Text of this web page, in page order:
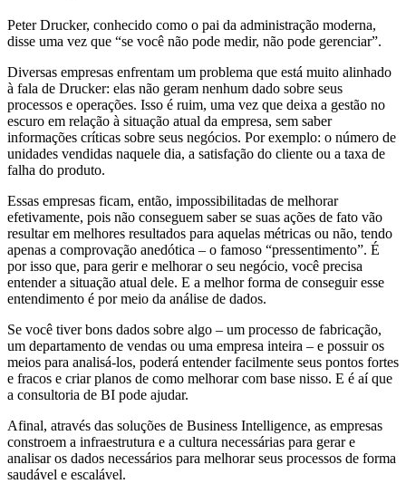
Peter Drucker, conhecido como o pai da administração moderna,
disse uma vez que “se você não pode medir, não pode gerenciar”.
Diversas empresas enfrentam um problema que está muito alinhado
à fala de Drucker: elas não geram nenhum dado sobre seus
processos e operações. Isso é ruim, uma vez que deixa a gestão no
escuro em relação à situação atual da empresa, sem saber
informações críticas sobre seus negócios. Por exemplo: o número de
unidades vendidas naquele dia, a satisfação do cliente ou a taxa de
falha do produto.
Essas empresas ficam, então, impossibilitadas de melhorar
efetivamente, pois não conseguem saber se suas ações de fato vão
resultar em melhores resultados para aquelas métricas ou não, tendo
apenas a comprovação anedótica – o famoso “pressentimento”. É
por isso que, para gerir e melhorar o seu negócio, você precisa
entender a situação atual dele. E a melhor forma de conseguir esse
entendimento é por meio da análise de dados.
Se você tiver bons dados sobre algo – um processo de fabricação,
um departamento de vendas ou uma empresa inteira – e possuir os
meios para analisá-los, poderá entender facilmente seus pontos fortes
e fracos e criar planos de como melhorar com base nisso. E é aí que
a consultoria de BI pode ajudar.
Afinal, através das soluções de Business Intelligence, as empresas
constroem a infraestrutura e a cultura necessárias para gerar e
analisar os dados necessários para melhorar seus processos de forma
saudável e escalável.